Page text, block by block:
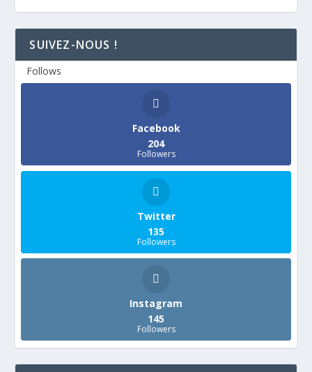
SUIVEZ-NOUS !
Follows
Facebook
204
Followers
Twitter
135
Followers
Instagram
145
Followers